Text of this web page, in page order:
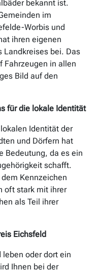
bekannt ist.
im
Worbis und
ihren eigenen
Landkreises bei. Das
Fahrzeugen in allen
Bild auf den
für die lokale Identität
lokalen Identität der
und Dörfern hat
Bedeutung, da es ein
schafft.
Kennzeichen
oft stark mit ihrer
als Teil ihrer
Eichsfeld
leben oder dort ein
Ihnen bei der